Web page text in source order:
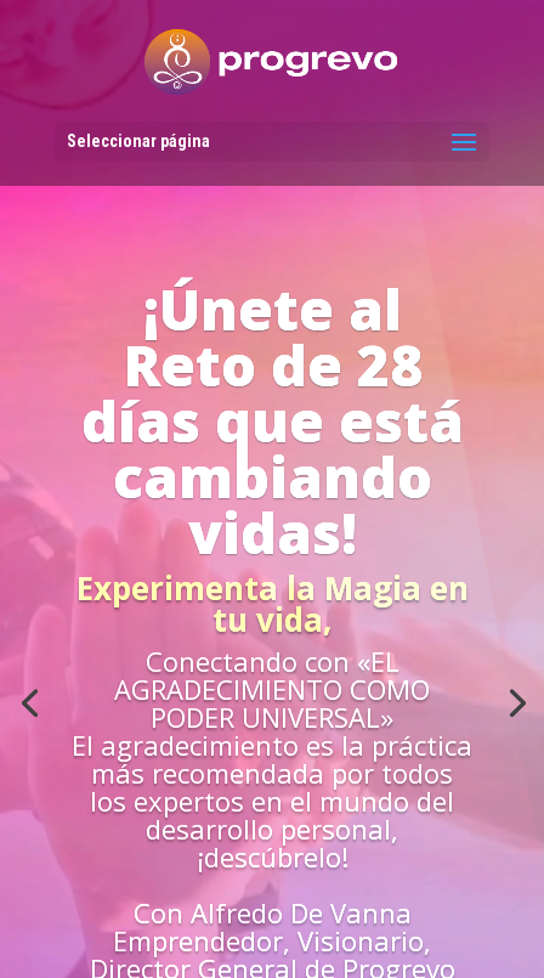
Seleccionar página
Líderes del
Progreso en
Acción
¿Sientes que no estás
preparado para los retos de la
vida?
Aprende«EN VIVO» de los mejores
guías y
maestros y superarte en todas las
áreas de tu vida
Únete y triunfa como un
líder del progreso